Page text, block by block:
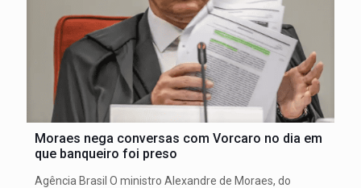
Moraes nega conversas com Vorcaro no dia em
que banqueiro foi preso
Agência Brasil O ministro Alexandre de Moraes, do